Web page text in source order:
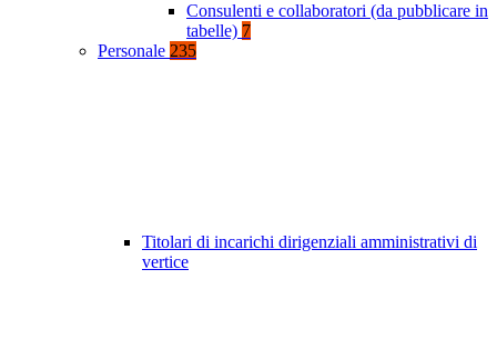
Consulenti e collaboratori (da pubblicare in
tabelle) 7
Personale 235
Titolari di incarichi dirigenziali amministrativi di
vertice